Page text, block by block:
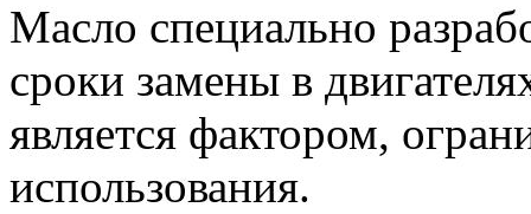
Масло специально
сроки замены в
является фактором,
использования.